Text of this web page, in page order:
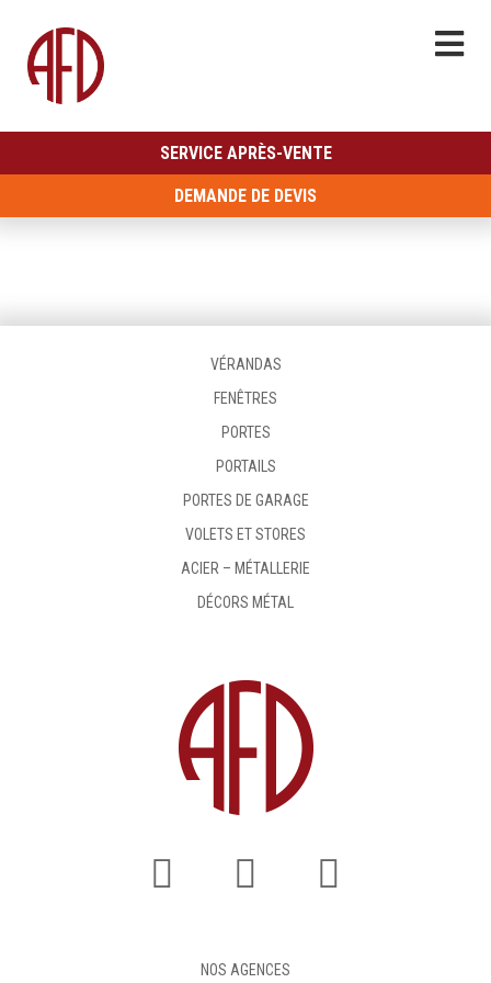
SERVICE APRÈS-VENTE
DEMANDE DE DEVIS
VÉRANDAS
FENÊTRES
PORTES
PORTAILS
PORTES DE GARAGE
VOLETS ET STORES
ACIER – MÉTALLERIE
DÉCORS MÉTAL
NOS AGENCES